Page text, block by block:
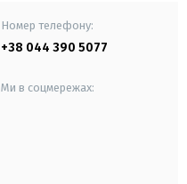
Номер телефону:
+38 044 390 5077
Ми в соцмережах: